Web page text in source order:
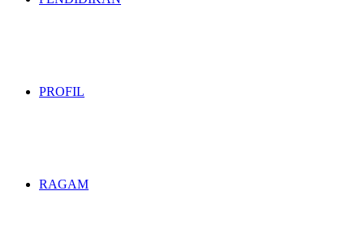
PROFIL
RAGAM